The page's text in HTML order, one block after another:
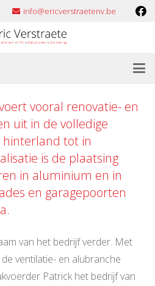
info@ericverstraetenv.be
vooral renovatie- en
uit in de volledige
hinterland tot in
is de plaatsing
in aluminium en in
en garagepoorten
van het bedrijf verder. Met
ventilatie- en alubranche
Patrick het bedrijf van